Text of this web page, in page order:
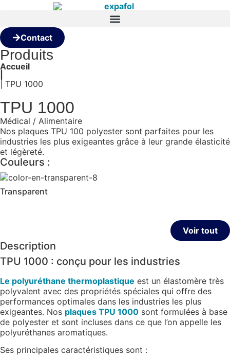
Contact
Produits
Accueil
| TPU 1000
TPU 1000
Médical / Alimentaire
Nos plaques TPU 100 polyester sont parfaites pour les
industries les plus exigeantes grâce à leur grande élasticité
et légèreté.
Couleurs :
Transparent
Voir tout
Description
TPU 1000 : conçu pour les industries
Le polyuréthane thermoplastique est un élastomère très
polyvalent avec des propriétés spéciales qui offre des
performances optimales dans les industries les plus
exigeantes. Nos plaques TPU 1000 sont formulées à base
de polyester et sont incluses dans ce que l’on appelle les
polyuréthanes aromatiques.
Ses principales caractéristiques sont :